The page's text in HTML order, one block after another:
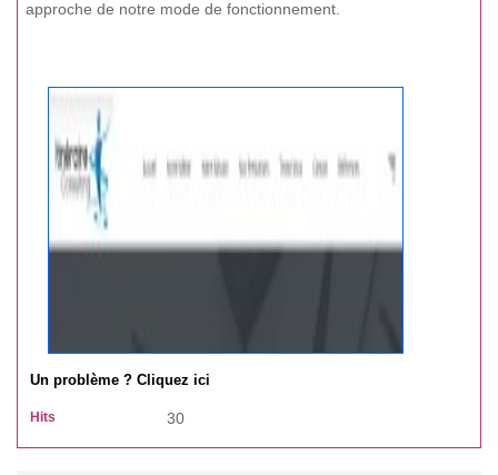
approche de notre mode de fonctionnement.
Un problème ? Cliquez ici
Hits 30